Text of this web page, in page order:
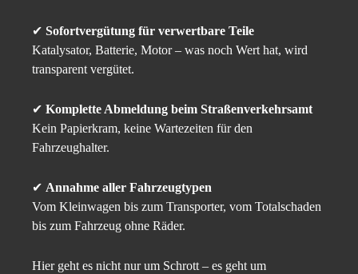
✔ Sofortvergütung für verwertbare Teile
Katalysator, Batterie, Motor – was noch Wert hat, wird
transparent vergütet.
✔ Komplette Abmeldung beim Straßenverkehrsamt
Kein Papierkram, keine Wartezeiten für den
Fahrzeughalter.
✔ Annahme aller Fahrzeugtypen
Vom Kleinwagen bis zum Transporter, vom Totalschaden
bis zum Fahrzeug ohne Räder.
Hier geht es nicht nur um Schrott – es geht um